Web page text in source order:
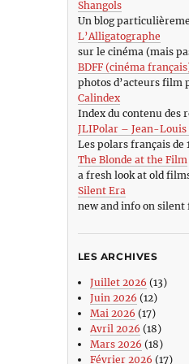
Shangols
Un blog
L’Alligatographe
sur le cinéma (mais
BDFF (cinéma
photos d’acteurs film
Calindex
Index du contenu des
JLIPolar – Jean-
Les polars français de
The Blonde at the Film
a fresh look at old
Silent Era
new and info on silent
LES ARCHIVES
Juillet 2026 (13)
Juin 2026 (12)
Mai 2026 (17)
Avril 2026 (18)
Mars 2026 (18)
Février 2026 (17)